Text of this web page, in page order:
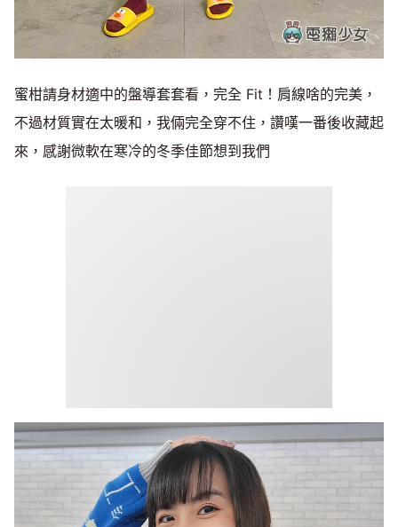
蜜柑請身材適中的盤導套套看，完全 Fit！肩線啥的完美，
不過材質實在太暖和，我倆完全穿不住，讚嘆一番後收藏起
來，感謝微軟在寒冷的冬季佳節想到我們